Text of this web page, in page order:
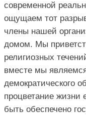
современной
ощущаем тот
члены нашей
домом. Мы
религиозных
вместе мы
демократического
процветание жизни
быть обеспечено